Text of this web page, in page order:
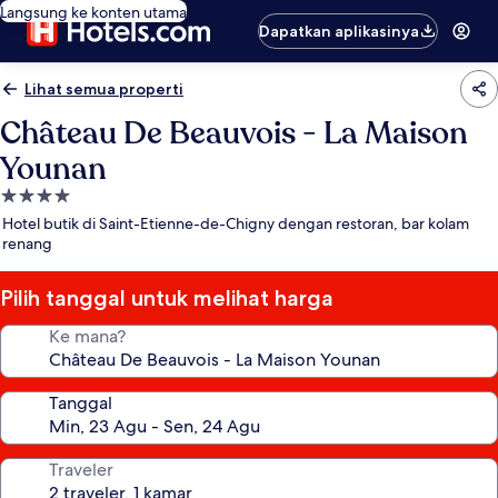
Langsung ke konten utama
Dapatkan aplikasinya
Lihat semua properti
Château De Beauvois - La Maison
Younan
Properti
bintang
4.0
Hotel butik di Saint-Etienne-de-Chigny dengan restoran, bar kolam
renang
Pilih tanggal untuk melihat harga
Ke mana?
Tanggal
Traveler